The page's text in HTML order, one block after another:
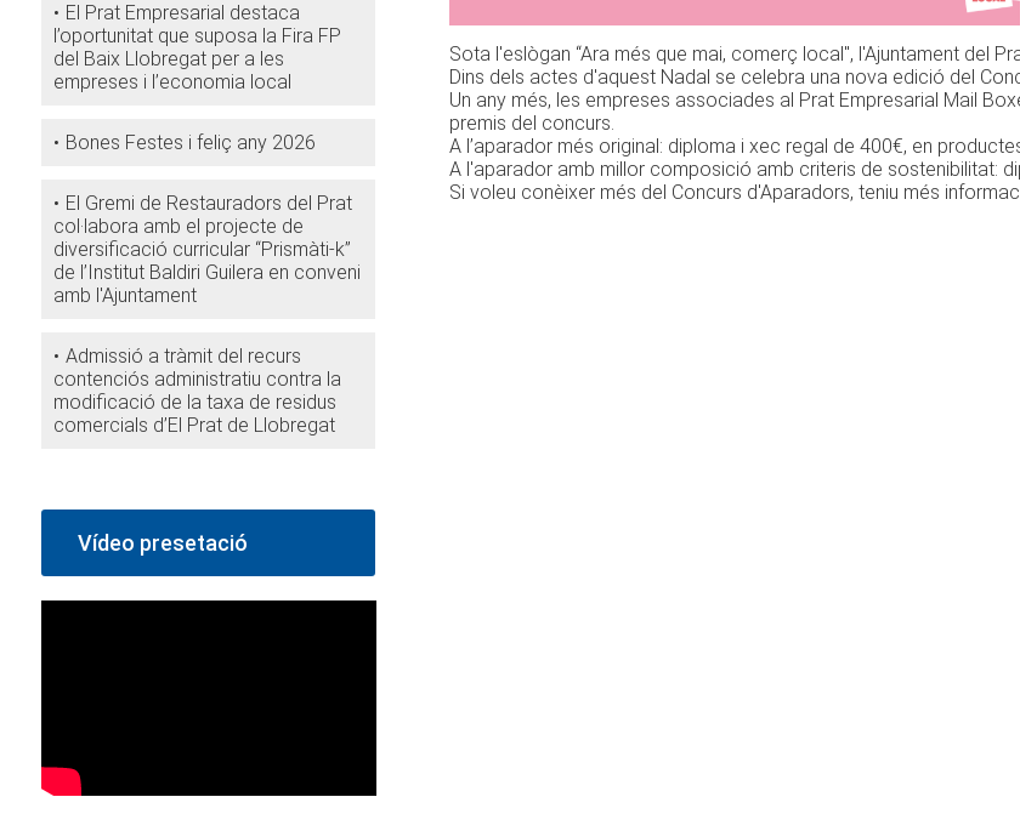
El Prat Empresarial destaca
l’oportunitat que suposa la Fira FP
del Baix Llobregat per a les
empreses i l’economia local
Bones Festes i feliç any 2026
El Gremi de Restauradors del Prat
col·labora amb el projecte de
diversificació curricular “Prismàti-k”
de l’Institut Baldiri Guilera en conveni
amb l'Ajuntament
Admissió a tràmit del recurs
contenciós administratiu contra la
modificació de la taxa de residus
comercials d’El Prat de Llobregat
Vídeo presetació
Sota l'eslògan “Ara més que mai, comerç local", l'Ajuntament del
Dins dels actes d'aquest Nadal se celebra una nova edició del
Un any més, les empreses associades al Prat Empresarial Mail
premis del concurs.
A l’aparador més original: diploma i xec regal de 400€, en
A l'aparador amb millor composició amb criteris de sostenibilitat:
Si voleu conèixer més del Concurs d'Aparadors, teniu més